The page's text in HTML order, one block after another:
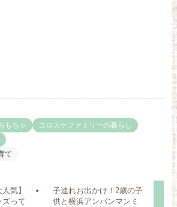
もちゃ
コロスケファミリーの暮らし
て
気】
ズって
子連れお出かけ！2歳の子
供と横浜アンパンマンミ